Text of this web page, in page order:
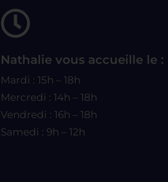
Nathalie vous accueille le :
Mardi : 15h – 18h
Mercredi : 14h – 18h
Vendredi : 16h – 18h
Samedi : 9h – 12h